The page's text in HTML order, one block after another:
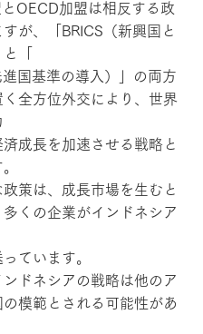
とOECD加盟は相反する政
が、「BRICS（新興国と
「
国基準の導入）」の両方
く全方位外交により、世界
済成長を加速させる戦略と
政策は、成長市場を生むと
くの企業がインドネシア
ています。
ドネシアの戦略は他のア
模範とされる可能性があ